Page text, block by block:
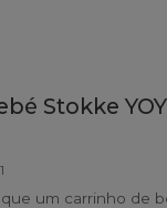
Stokke
um carrinho de